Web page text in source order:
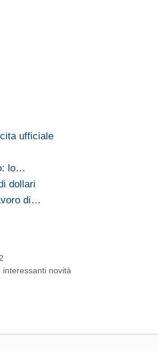
ufficiale
lo…
dollari
di…
novità